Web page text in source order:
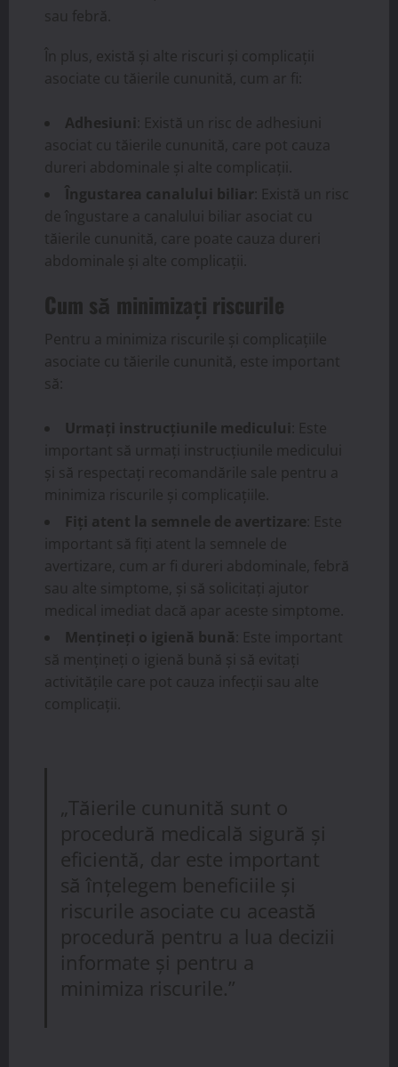
sau febră.
În plus, există și alte riscuri și complicații
asociate cu tăierile cununită, cum ar fi:
Adhesiuni : Există un risc de adhesiuni
asociat cu tăierile cununită, care pot cauza
dureri abdominale și alte complicații.
Îngustarea canalului biliar : Există un risc
de îngustare a canalului biliar asociat cu
tăierile cununită, care poate cauza dureri
abdominale și alte complicații.
Cum să minimizați riscurile
Pentru a minimiza riscurile și complicațiile
asociate cu tăierile cununită, este important
să:
Urmați instrucțiunile medicului : Este
important să urmați instrucțiunile medicului
și să respectați recomandările sale pentru a
minimiza riscurile și complicațiile.
Fiți atent la semnele de avertizare : Este
important să fiți atent la semnele de
avertizare, cum ar fi dureri abdominale, febră
sau alte simptome, și să solicitați ajutor
medical imediat dacă apar aceste simptome.
Mențineți o igienă bună : Este important
să mențineți o igienă bună și să evitați
activitățile care pot cauza infecții sau alte
complicații.
„Tăierile cununită sunt o
procedură medicală sigură și
eficientă, dar este important
să înțelegem beneficiile și
riscurile asociate cu această
procedură pentru a lua decizii
informate și pentru a
minimiza riscurile.”